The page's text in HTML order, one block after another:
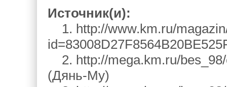
Источник(и):
1. http://www.km.ru/
2. http://mega.km.ru/
(Дянь-Му)